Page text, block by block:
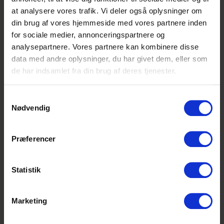
at analysere vores trafik. Vi deler også oplysninger om
din brug af vores hjemmeside med vores partnere inden
for sociale medier, annonceringspartnere og
analysepartnere. Vores partnere kan kombinere disse
data med andre oplysninger, du har givet dem, eller som
de har indsamlet fra din brug af deres tjenester.
Nødvendig
Præferencer
Statistik
Marketing
Flere steder i landet
Frist: Løbende
Udforsk
Supply Chain In and Out-
Administrationselev